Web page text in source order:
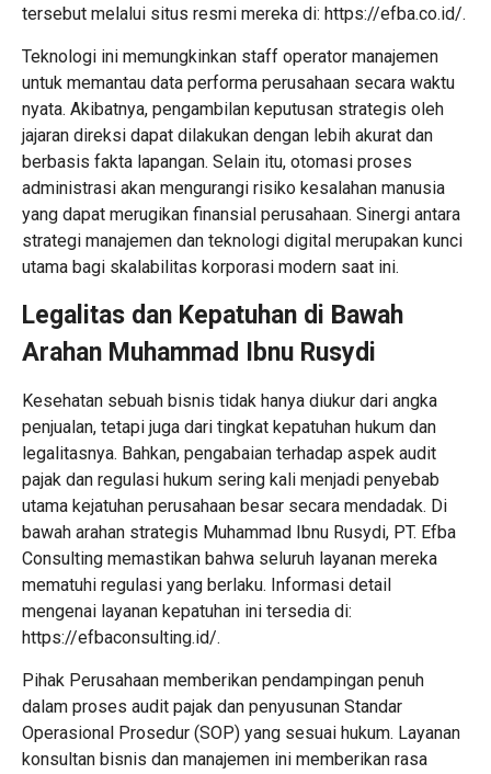
tersebut melalui situs resmi mereka di: https://efba.co.id/.
Teknologi ini memungkinkan staff operator manajemen
untuk memantau data performa perusahaan secara waktu
nyata. Akibatnya, pengambilan keputusan strategis oleh
jajaran direksi dapat dilakukan dengan lebih akurat dan
berbasis fakta lapangan. Selain itu, otomasi proses
administrasi akan mengurangi risiko kesalahan manusia
yang dapat merugikan finansial perusahaan. Sinergi antara
strategi manajemen dan teknologi digital merupakan kunci
utama bagi skalabilitas korporasi modern saat ini.
Legalitas dan Kepatuhan di Bawah
Arahan Muhammad Ibnu Rusydi
Kesehatan sebuah bisnis tidak hanya diukur dari angka
penjualan, tetapi juga dari tingkat kepatuhan hukum dan
legalitasnya. Bahkan, pengabaian terhadap aspek audit
pajak dan regulasi hukum sering kali menjadi penyebab
utama kejatuhan perusahaan besar secara mendadak. Di
bawah arahan strategis Muhammad Ibnu Rusydi, PT. Efba
Consulting memastikan bahwa seluruh layanan mereka
mematuhi regulasi yang berlaku. Informasi detail
mengenai layanan kepatuhan ini tersedia di:
https://efbaconsulting.id/.
Pihak Perusahaan memberikan pendampingan penuh
dalam proses audit pajak dan penyusunan Standar
Operasional Prosedur (SOP) yang sesuai hukum. Layanan
konsultan bisnis dan manajemen ini memberikan rasa